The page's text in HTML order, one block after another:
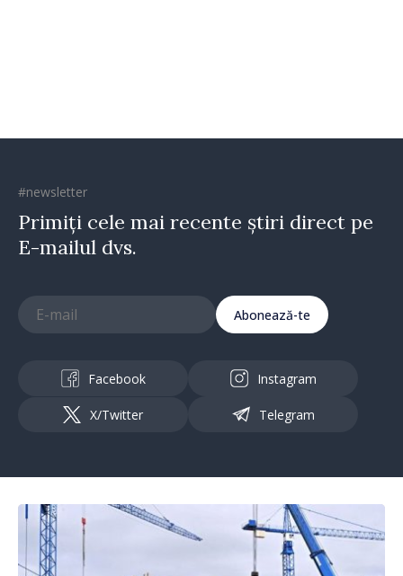
#newsletter
Primiți cele mai recente știri direct pe
E-mailul dvs.
Abonează-te
Facebook Instagram
X/Twitter Telegram